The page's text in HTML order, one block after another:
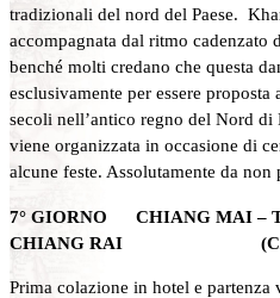
tradizionali del nord del Paese.
accompagnata dal ritmo cadenzato
benché molti credano che questa
esclusivamente per essere
secoli nell’antico regno del Nord di
viene organizzata in occasione di
alcune feste. Assolutamente da non
7° GIORNO CHIANG MAI –
CHIANG RAI (C/
Prima colazione in hotel e partenza